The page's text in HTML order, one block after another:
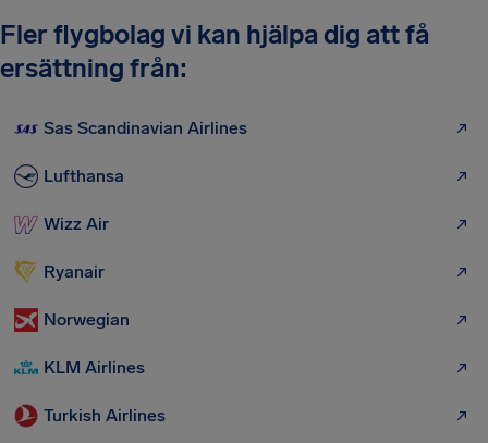
Fler flygbolag vi kan hjälpa dig att få
ersättning från:
Sas Scandinavian Airlines
Lufthansa
Wizz Air
Ryanair
Norwegian
KLM Airlines
Turkish Airlines